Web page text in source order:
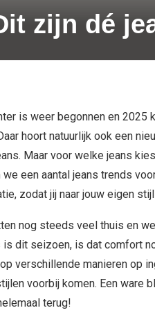
zijn dé
is weer begonnen en 2025
hoort natuurlijk ook een
Maar voor welke jeans
we een aantal jeans trends
zodat jij naar jouw eigen
nog steeds veel thuis en
is dit seizoen, is dat comfort
verschillende manieren op
voorbij komen. Een ware
terug!